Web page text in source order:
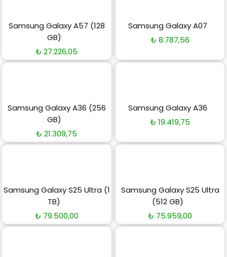
Samsung Galaxy A57 (128
GB)
₺ 27.226,05
Samsung Galaxy A07
₺ 8.787,56
Samsung Galaxy A36 (256
GB)
₺ 21.309,75
Samsung Galaxy A36
₺ 19.419,75
Samsung Galaxy S25 Ultra (1
TB)
₺ 79.500,00
Samsung Galaxy S25 Ultra
(512 GB)
₺ 75.959,00